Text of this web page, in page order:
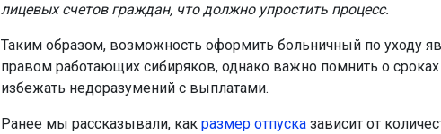
лицевых счетов граждан, что должно упростить процесс.
Таким образом, возможность оформить больничный по уходу
правом работающих сибиряков, однако важно помнить о
избежать недоразумений с выплатами.
Ранее мы рассказывали, как размер отпусказависит от